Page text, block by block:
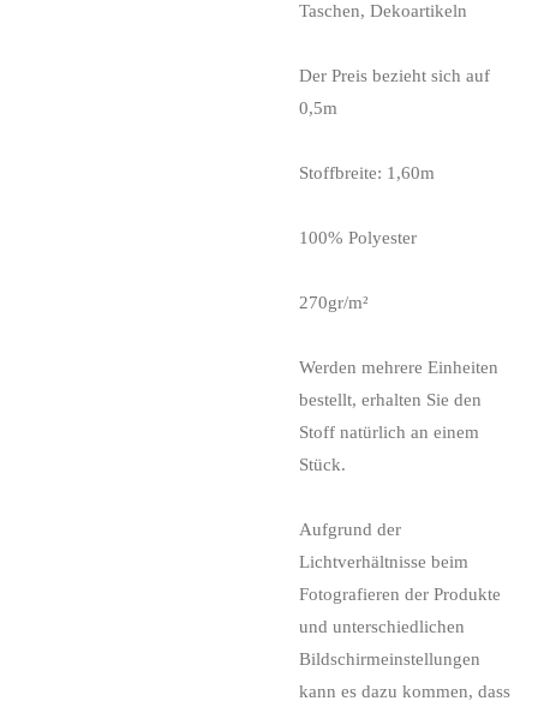
Taschen, Dekoartikeln
Der Preis bezieht sich auf
0,5m
Stoffbreite: 1,60m
100% Polyester
270gr/m²
Werden mehrere Einheiten
bestellt, erhalten Sie den
Stoff natürlich an einem
Stück.
Aufgrund der
Lichtverhältnisse beim
Fotografieren der Produkte
und unterschiedlichen
Bildschirmeinstellungen
kann es dazu kommen, dass